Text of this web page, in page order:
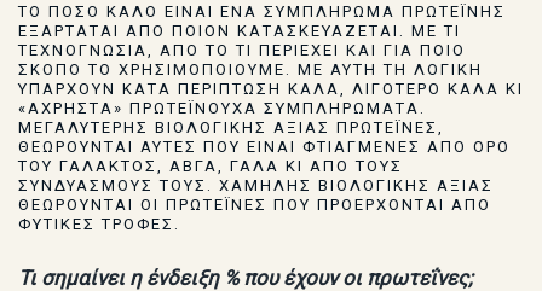
ΤΟ ΠΟΣΟ ΚΑΛΟ ΕΙΝΑΙ ΕΝΑ ΣΥΜΠΛΗΡΩΜΑ ΠΡΩΤΕΪΝΗΣ
ΕΞΑΡΤΑΤΑΙ ΑΠΟ ΠΟΙΟΝ ΚΑΤΑΣΚΕΥΑΖΕΤΑΙ. ΜΕ ΤΙ
ΤΕΧΝΟΓΝΩΣΙΑ, ΑΠΟ ΤΟ ΤΙ ΠΕΡΙΕΧΕΙ ΚΑΙ ΓΙΑ ΠΟΙΟ
ΣΚΟΠΟ ΤΟ ΧΡΗΣΙΜΟΠΟΙΟΥΜΕ. ΜΕ ΑΥΤΗ ΤΗ ΛΟΓΙΚΗ
ΥΠΑΡΧΟΥΝ ΚΑΤΑ ΠΕΡΙΠΤΩΣΗ ΚΑΛΑ, ΛΙΓΟΤΕΡΟ ΚΑΛΑ ΚΙ
«ΑΧΡΗΣΤΑ» ΠΡΩΤΕΪΝΟΥΧΑ ΣΥΜΠΛΗΡΩΜΑΤΑ.
ΜΕΓΑΛΥΤΕΡΗΣ ΒΙΟΛΟΓΙΚΗΣ ΑΞΙΑΣ ΠΡΩΤΕΪΝΕΣ,
ΘΕΩΡΟΥΝΤΑΙ ΑΥΤΕΣ ΠΟΥ ΕΙΝΑΙ ΦΤΙΑΓΜΕΝΕΣ ΑΠΟ ΟΡΟ
ΤΟΥ ΓΑΛΑΚΤΟΣ, ΑΒΓΑ, ΓΑΛΑ ΚΙ ΑΠΟ ΤΟΥΣ
ΣΥΝΔΥΑΣΜΟΥΣ ΤΟΥΣ. ΧΑΜΗΛΗΣ ΒΙΟΛΟΓΙΚΗΣ ΑΞΙΑΣ
ΘΕΩΡΟΥΝΤΑΙ ΟΙ ΠΡΩΤΕΪΝΕΣ ΠΟΥ ΠΡΟΕΡΧΟΝΤΑΙ ΑΠΟ
ΦΥΤΙΚΕΣ ΤΡΟΦΕΣ.
Τι σημαίνει η ένδειξη % που έχουν οι πρωτεΐνες;